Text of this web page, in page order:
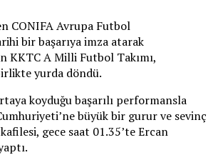
CONIFA Avrupa Futbol
bir başarıya imza atarak
KKTC A Milli Futbol Takımı,
yurda döndü.
koyduğu başarılı performansla
büyük bir gurur ve sevinç
gece saat 01.35’te Ercan